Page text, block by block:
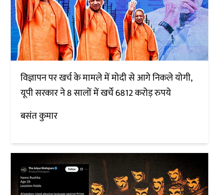
विज्ञापन पर खर्च के मामले में मोदी से आगे निकले योगी,
यूपी सरकार ने 8 सालों में खर्चे 6812 करोड़ रुपये
बसंत कुमार